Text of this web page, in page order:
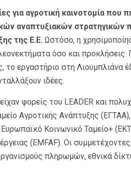
για αγροτική καινοτομία που
αναπτυξιακών
της Ε.Ε. Ωστόσο, η
όσο και προκλήσεις.
το εργαστήριο στη Λιουμπλιάνα
ιδέες.
φορείς του LEADER και
Αγροτικής Ανάπτυξης
Κοινωνικό Ταμείο+
(EMFAF). Οι
πληρωμών, εθνικά